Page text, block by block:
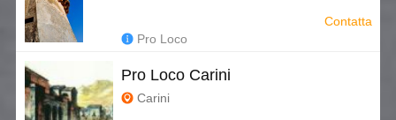
Pro Loco
Contatta
Pro Loco Carini
Carini